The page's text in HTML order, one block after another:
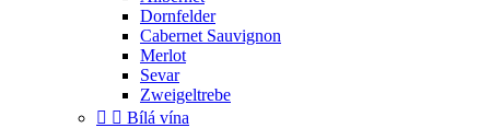
Dornfelder
Cabernet Sauvignon
Merlot
Sevar
Zweigeltrebe
  Bílá vína